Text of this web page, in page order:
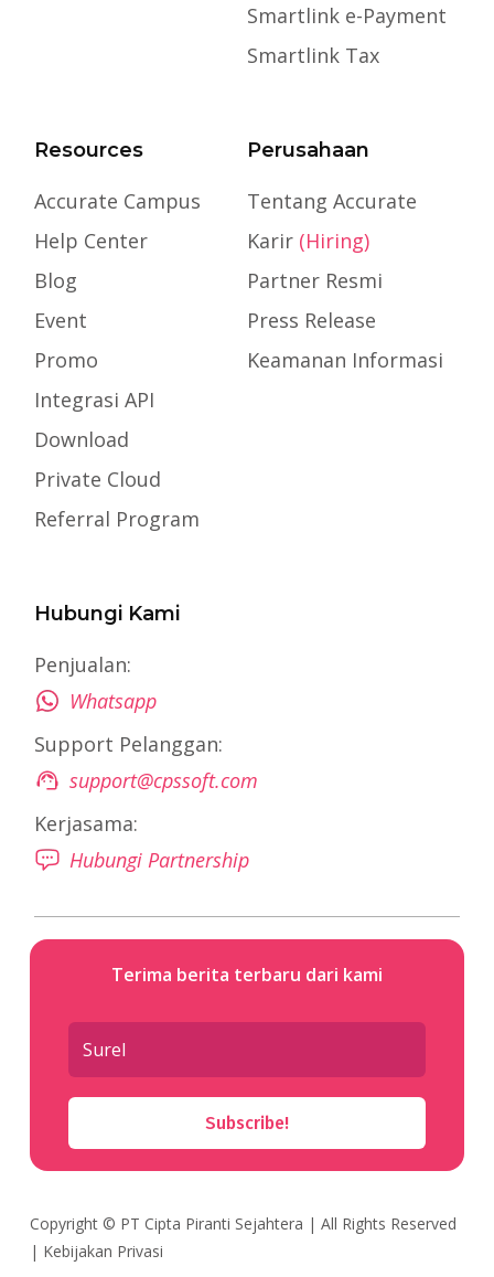
Smartlink e-Payment
Smartlink Tax
Resources
Accurate Campus
Help Center
Blog
Event
Promo
Integrasi API
Download
Private Cloud
Referral Program
Perusahaan
Tentang Accurate
Karir (Hiring)
Partner Resmi
Press Release
Keamanan Informasi
Hubungi Kami
Penjualan:
Whatsapp
Support Pelanggan:
support@cpssoft.com
Kerjasama:
Hubungi Partnership
Terima berita terbaru dari kami
Subscribe!
Copyright © PT Cipta Piranti Sejahtera | All Rights Reserved
| Kebijakan Privasi